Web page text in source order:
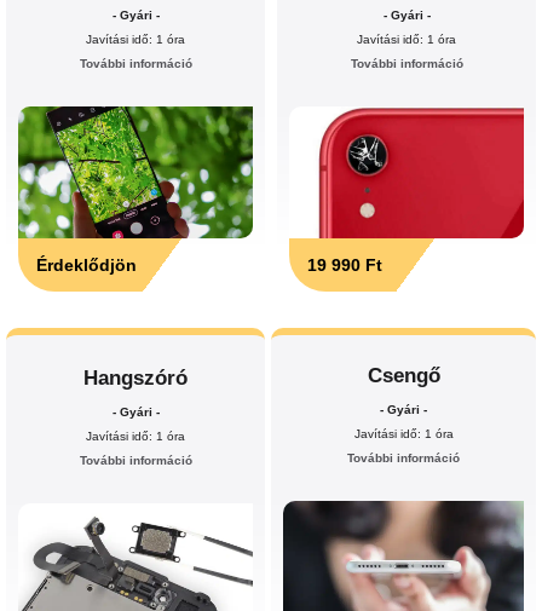
- Gyári -
Javítási idő: 1 óra
További információ
Érdeklődjön
- Gyári -
Javítási idő: 1 óra
További információ
19 990 Ft
Hangszóró
- Gyári -
Javítási idő: 1 óra
További információ
Csengő
- Gyári -
Javítási idő: 1 óra
További információ